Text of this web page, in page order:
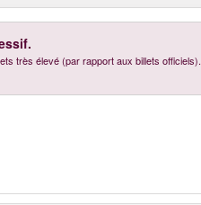
très élevé (par rapport aux billets